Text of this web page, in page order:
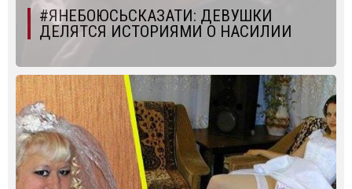
#‎ЯНЕБОЮСЬСКАЗАТИ‬: ДЕВУШКИ
ДЕЛЯТСЯ ИСТОРИЯМИ О НАСИЛИИ